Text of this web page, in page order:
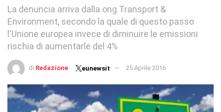
La denuncia arriva dalla ong Transport &
Environment, secondo la quale di questo passo
l'Unione europea invece di diminuire le emissioni
rischia di aumentarle del 4%
di Redazione eunewsit 25 Aprile 2016